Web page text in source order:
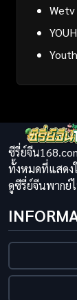
Wetv
Youth
ซีรี่ย์จีน
ทั้งหมดที่แสดง
ดูซีรี่ย์จีนพากย์